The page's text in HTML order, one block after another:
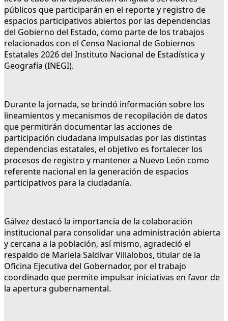
públicos que participarán en el reporte y registro de
espacios participativos abiertos por las dependencias
del Gobierno del Estado, como parte de los trabajos
relacionados con el Censo Nacional de Gobiernos
Estatales 2026 del Instituto Nacional de Estadística y
Geografía (INEGI).
Durante la jornada, se brindó información sobre los
lineamientos y mecanismos de recopilación de datos
que permitirán documentar las acciones de
participación ciudadana impulsadas por las distintas
dependencias estatales, el objetivo es fortalecer los
procesos de registro y mantener a Nuevo León como
referente nacional en la generación de espacios
participativos para la ciudadanía.
Gálvez destacó la importancia de la colaboración
institucional para consolidar una administración abierta
y cercana a la población, así mismo, agradeció el
respaldo de Mariela Saldívar Villalobos, titular de la
Oficina Ejecutiva del Gobernador, por el trabajo
coordinado que permite impulsar iniciativas en favor de
la apertura gubernamental.